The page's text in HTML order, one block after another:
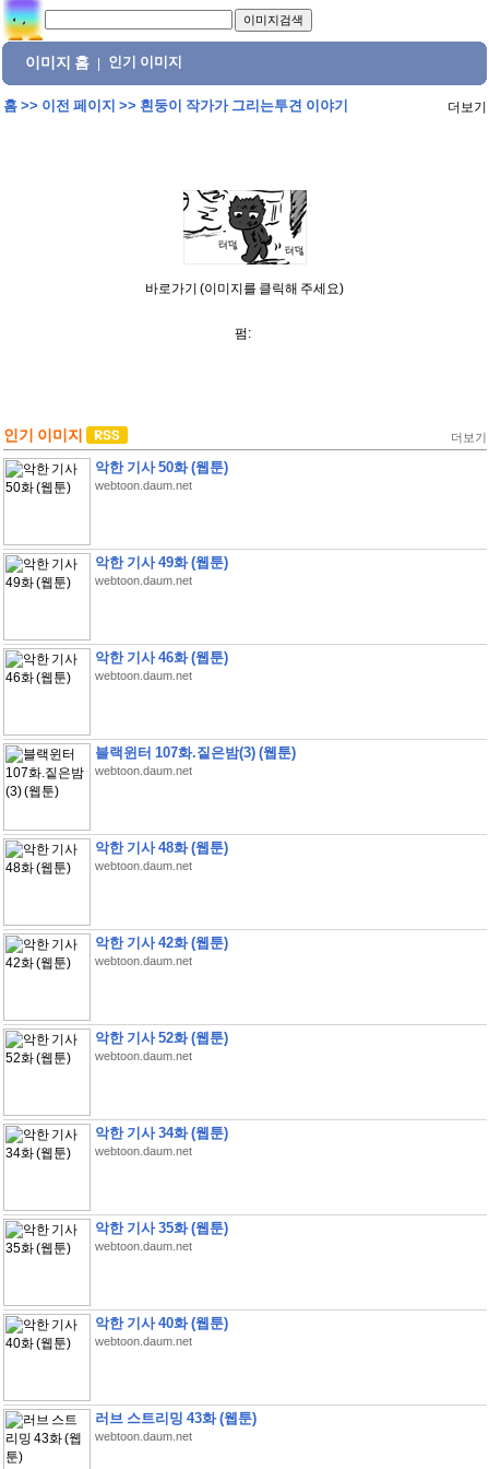
이미지 홈 인기 이미지
홈>> 이전 페이지 >> 흰둥이 작가가 그리는투견 이야기 더보기
바로가기 (이미지를 클릭해 주세요)
펌:
인기 이미지 더보기
악한 기사 50화 (웹툰)
webtoon.daum.net
악한 기사 49화 (웹툰)
webtoon.daum.net
악한 기사 46화 (웹툰)
webtoon.daum.net
블랙윈터 107화.짙은밤(3) (웹툰)
webtoon.daum.net
악한 기사 48화 (웹툰)
webtoon.daum.net
악한 기사 42화 (웹툰)
webtoon.daum.net
악한 기사 52화 (웹툰)
webtoon.daum.net
악한 기사 34화 (웹툰)
webtoon.daum.net
악한 기사 35화 (웹툰)
webtoon.daum.net
악한 기사 40화 (웹툰)
webtoon.daum.net
러브 스트리밍 43화 (웹툰)
webtoon.daum.net